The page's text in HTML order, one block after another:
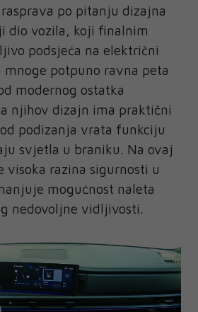
po pitanju dizajna
dio vozila, koji finalnim
podsjeća na električni
mnoge potpuno ravna peta
modernog ostatka
njihov dizajn ima praktični
podizanja vrata funkciju
svjetla u braniku. Na ovaj
visoka razina sigurnosti u
mogućnost naleta
nedovoljne vidljivosti.